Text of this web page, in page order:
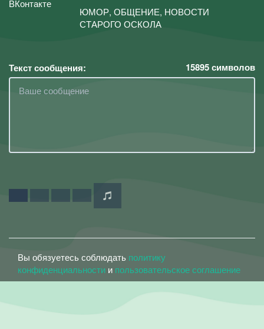
ЮМОР, ОБЩЕНИЕ, НОВОСТИ
СТАРОГО ОСКОЛА
Текст сообщения: 15895символов
Вы обязуетесь соблюдать политику
конфиденциальности и пользовательское соглашение